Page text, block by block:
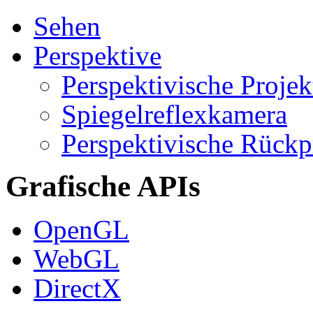
Sehen
Perspektive
Perspektivische
Spiegelreflexkamera
Perspektivische
Grafische APIs
OpenGL
WebGL
DirectX